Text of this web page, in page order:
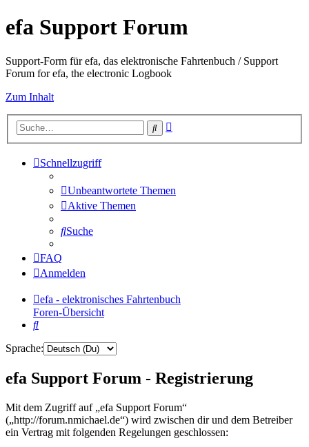
efa Support Forum
Support-Form für efa, das elektronische Fahrtenbuch / Support
Forum for efa, the electronic Logbook
Zum Inhalt
Suche
Schnellzugriff
Unbeantwortete Themen
Aktive Themen
Suche
FAQ
Anmelden
efa - elektronisches Fahrtenbuch
Foren-Übersicht
Suche
Sprache:
efa Support Forum - Registrierung
Mit dem Zugriff auf „efa Support Forum“
(„http://forum.nmichael.de“) wird zwischen dir und dem Betreiber
ein Vertrag mit folgenden Regelungen geschlossen: